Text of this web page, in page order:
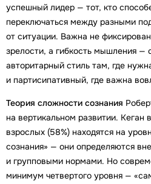
успешный лидер — тот, кто
переключаться между разными
от ситуации. Важна не
зрелости, а гибкость мышления —
авторитарный стиль там, где
и партисипативный, где важна
Теория сложности сознания
на вертикальном развитии. Кеган
взрослых (58%) находятся на
сознания» — они определяются
и групповыми нормами. Но
минимум четвертого уровня —